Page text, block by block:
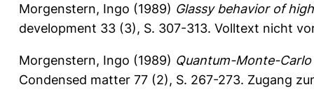
Morgenstern, Ingo (1989) Glassy behavior of
development 33 (3), S. 307-313. Volltext nicht
Morgenstern, Ingo (1989) Quantum-Monte-
Condensed matter 77 (2), S. 267-273. Zugang